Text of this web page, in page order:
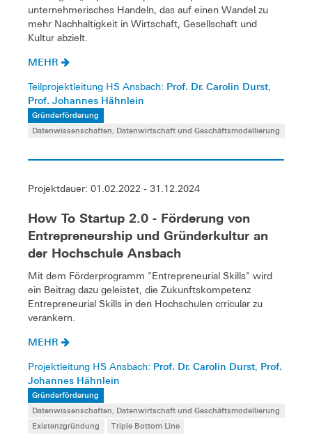
unternehmerisches Handeln, das auf einen Wandel zu
mehr Nachhaltigkeit in Wirtschaft, Gesellschaft und
Kultur abzielt.
MEHR
Teilprojektleitung HS Ansbach: Prof. Dr. Carolin Durst,
Prof. Johannes Hähnlein
Gründerförderung
Datenwissenschaften, Datenwirtschaft und Geschäftsmodellierung
Projektdauer: 01.02.2022 - 31.12.2024
How To Startup 2.0 - Förderung von
Entrepreneurship und Gründerkultur an
der Hochschule Ansbach
Mit dem Förderprogramm "Entrepreneurial Skills" wird
ein Beitrag dazu geleistet, die Zukunftskompetenz
Entrepreneurial Skills in den Hochschulen crricular zu
verankern.
MEHR
Projektleitung HS Ansbach: Prof. Dr. Carolin Durst, Prof.
Johannes Hähnlein
Gründerförderung
Datenwissenschaften, Datenwirtschaft und Geschäftsmodellierung
Existenzgründung
Triple Bottom Line